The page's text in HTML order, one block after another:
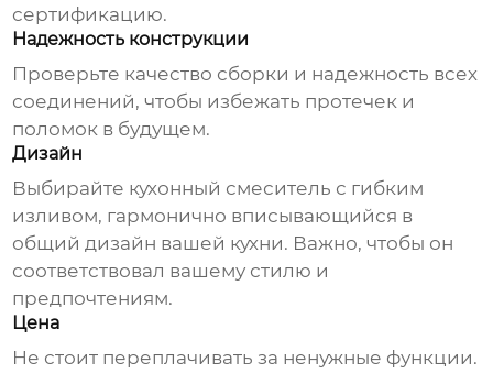
сертификацию.
Надежность конструкции
Проверьте качество сборки и надежность всех
соединений, чтобы избежать протечек и
поломок в будущем.
Дизайн
Выбирайте кухонный смеситель с гибким
изливом, гармонично вписывающийся в
общий дизайн вашей кухни. Важно, чтобы он
соответствовал вашему стилю и
предпочтениям.
Цена
Не стоит переплачивать за ненужные функции.